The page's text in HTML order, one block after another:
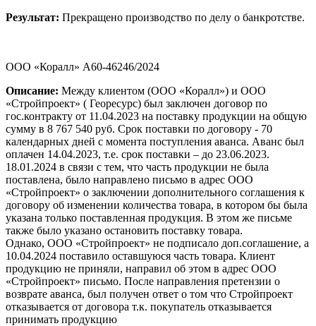
Результат: Прекращено производство по делу о банкротстве.
ООО «Коралл» А60-46246/2024
Описание: Между клиентом (ООО «Коралл») и ООО
«Стройпроект» ( Георесурс) был заключен договор по
гос.контракту от 11.04.2023 на поставку продукции на общую
сумму в 8 767 540 руб. Срок поставки по договору - 70
календарных дней с момента поступления аванса. Аванс был
оплачен 14.04.2023, т.е. срок поставки – до 23.06.2023.
18.01.2024 в связи с тем, что часть продукции не была
поставлена, было направлено письмо в адрес ООО
«Стройпроект» о заключении дополнительного соглашения к
договору об изменении количества товара, в котором бы была
указана только поставленная продукция. В этом же письме
также было указано остановить поставку товара.
Однако, ООО «Стройпроект» не подписало доп.соглашение, а
10.04.2024 поставило оставшуюся часть товара. Клиент
продукцию не приняли, направил об этом в адрес ООО
«Стройпроект» письмо. После направления претензии о
возврате аванса, был получен ответ о том что Стройпроект
отказывается от договора т.к. покупатель отказывается
принимать продукцию